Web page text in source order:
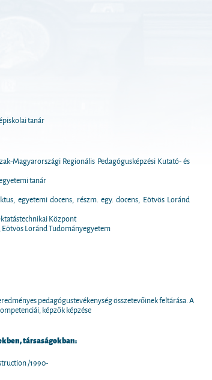
tanár
Magyarországi Regionális Pedagógusképzési Kutató- és
tanár
egyetemi docens, részm. egy. docens, Eötvös Loránd
Központ
Loránd Tudományegyetem
pedagógustevékenység összetevőinek feltárása. A
képzők képzése
társaságokban:
/1990-